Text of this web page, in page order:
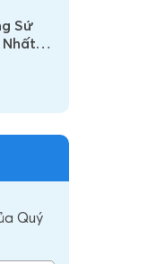
Sứ
Nhất
Quý